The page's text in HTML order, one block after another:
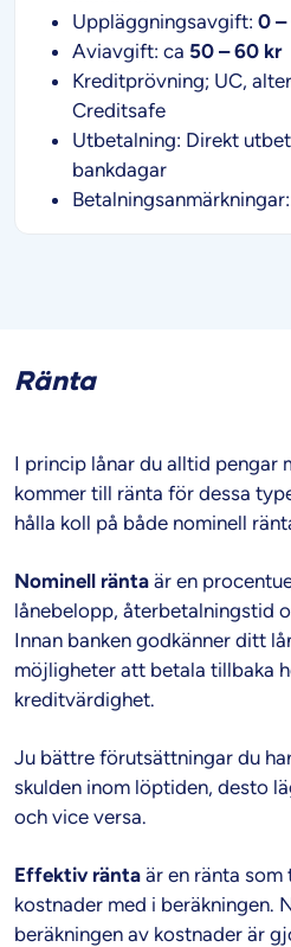
Uppläggningsavgift: 0 –
Aviavgift: ca 50 – 60 kr
Kreditprövning; UC,
Creditsafe
Utbetalning: Direkt
bankdagar
Ränta
I princip lånar du alltid pengar
kommer till ränta för dessa
hålla koll på både nominell
Nominell ränta är en
lånebelopp, återbetalningstid
Innan banken godkänner ditt
möjligheter att betala tillbaka
kreditvärdighet.
Ju bättre förutsättningar du
skulden inom löptiden, desto
och vice versa.
Effektiv ränta är en ränta som
kostnader med i beräkningen.
beräkningen av kostnader är